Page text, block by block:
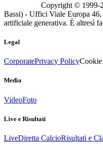
Copyright © 1999-
Bassi) - Uffici Viale Europa
artificiale generativa. È altresì
Legal
CorporatePrivacy Policy
Media
VideoFoto
Live e Risultati
LiveDiretta CalcioRisultati e